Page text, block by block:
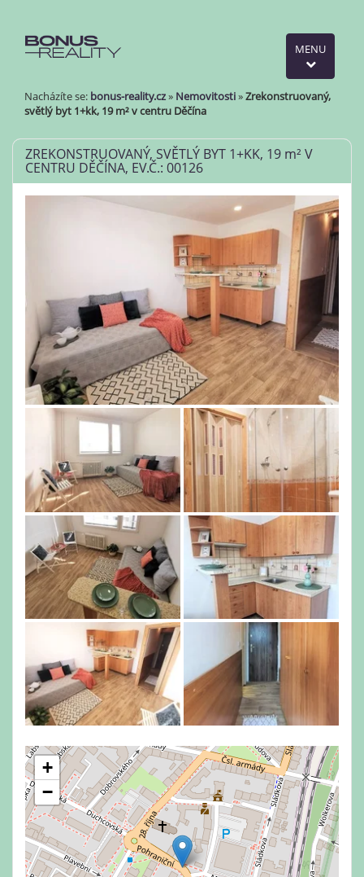
MENU
Nacházíte se: bonus-reality.cz» Nemovitosti»Zrekonstruovaný,
světlý byt 1+kk, 19 m² v centru Děčína
ZREKONSTRUOVANÝ, SVĚTLÝ BYT 1+KK, 19 m² V
CENTRU DĚČÍNA, EV.Č.: 00126
+
−